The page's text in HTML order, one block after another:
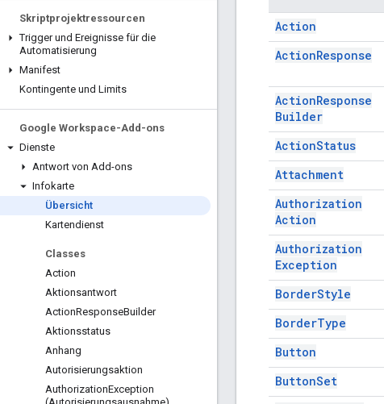
Skriptprojektressourcen
Trigger und Ereignisse für die
Automatisierung
Manifest
Kontingente und Limits
Google Workspace-Add-ons
Dienste
Antwort von Add-ons
Infokarte
Übersicht
Kartendienst
Classes
Action
Aktionsantwort
ActionResponseBuilder
Aktionsstatus
Anhang
Autorisierungsaktion
AuthorizationException
Action
ActionResponse
ActionResponse
Builder
ActionStatus
Attachment
Authorization
Action
Authorization
Exception
BorderStyle
BorderType
Button
ButtonSet